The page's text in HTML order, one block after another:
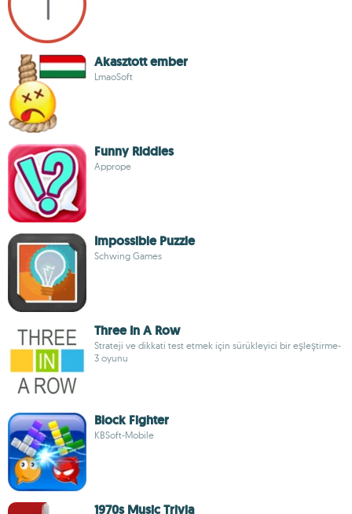
Akasztott ember
LmaoSoft
Funny Riddles
Apprope
Impossible Puzzle
Schwing Games
Three In A Row
Strateji ve dikkati test etmek için sürükleyici bir eşleştirme-
3 oyunu
Block Fighter
KBSoft-Mobile
1970s Music Trivia